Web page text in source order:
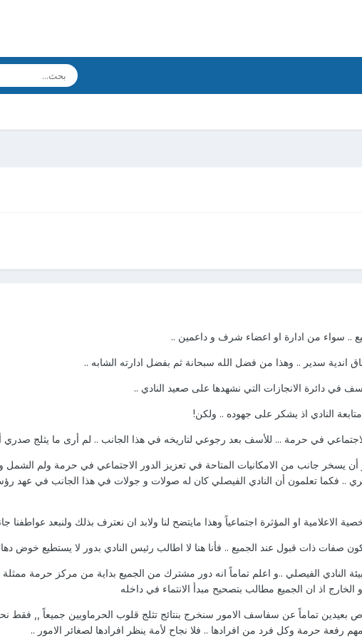
.. سواء من ادارة او اعضاء شرف و داعمين ..
اندية سدير .. وهذا من فضل الله سبحانة ثم بفضل ادارته الشابه ..
في دائرة الانجازات التي نشهدها على صعيد النادي ..
النادي اذ يشكر على جهوده .. ولكن!
في حرمة ... للأسف بعد رجوعي لتاريخه في هذا الجانب .. لم أرى ما يثلج صدري
و أن يسخر جانب من الامكانيات المتاحة في تعزيز الدور الاجتماعي في حرمة ولم
.. فكما تعلمون أن النادي الفيصلي كان له صولات و جولات في هذا الجانب في عهد
او المؤثرة اجتماعياً وهذا مايتضح لنا ولابد ان نعترف بذلك ولنبعد عواطفنا
صفات ذات قبول عند الجميع .. فأنا هنا لا اطالب رئيس النادي بدور لا يستطيع خوض
النادي الفيصلي ..و اعلم تماماً انه دور مشترك من الجميع بداية من مركز حرمة ممثلة
اذ ان الجميع مطالب بتصحيح مبدأ الانتماء في داخله
تماماً عن سفاسف الامور سنخرج بنتائج تثلج قلوب الحرماويين جميعاً ,, فقط
رفعة حرمة وكل فرد من افرادها .. فلا نجاح لأمة ينظر افرادها لصغائر الامور ..